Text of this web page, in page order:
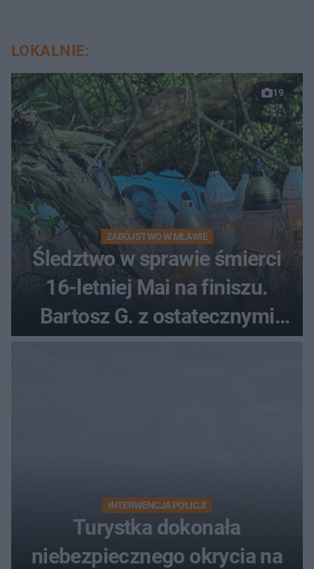
LOKALNIE:
19
ZABÓJSTWO W MŁAWIE
Śledztwo w sprawie śmierci
16-letniej Mai na finiszu.
Bartosz G. z ostatecznymi
zarzutami
INTERWENCJA POLICJI
Turystka dokonała
niebezpiecznego okrycia na